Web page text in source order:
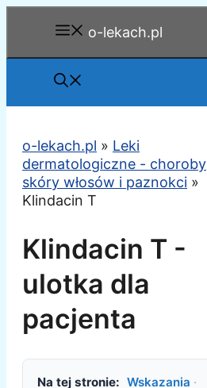
o-lekach.pl
o-lekach.pl » Leki
dermatologiczne - choroby
skóry włosów i paznokci »
Klindacin T
Klindacin T -
ulotka dla
pacjenta
Na tej stronie: Wskazania ·